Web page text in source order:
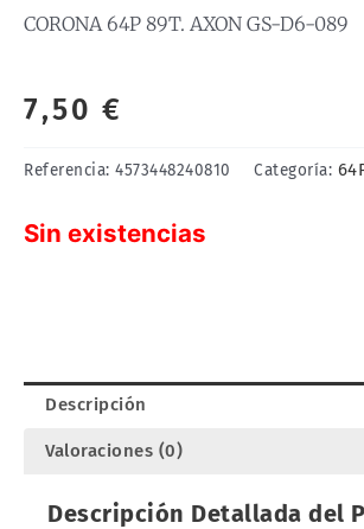
CORONA 64P 89T. AXON GS-D6-089
7,50 €
Referencia: 4573448240810 Categoría:
Sin existencias
Descripción
Valoraciones (0)
Descripción Detallada del